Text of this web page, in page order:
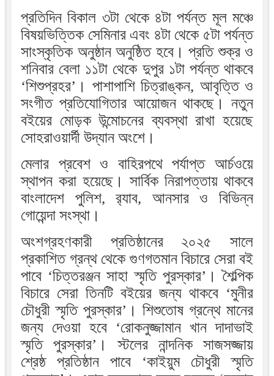
প্রতিদিন বিকাল ৩টা থেকে ৪টা পর্যন্ত মূল মঞ্চে
বিষয়ভিত্তিক সেমিনার এবং ৪টা থেকে ৫টা পর্যন্ত
সাংস্কৃতিক অনুষ্ঠান অনুষ্ঠিত হবে। প্রতি শুক্র ও
শনিবার বেলা ১১টা থেকে দুপুর ১টা পর্যন্ত থাকবে
‘শিশুপ্রহর’। পাশাপাশি চিত্রাঙ্কন, আবৃত্তি ও
সংগীত প্রতিযোগিতার আয়োজন থাকছে। নতুন
বইয়ের মোড়ক উন্মোচনের ব্যবস্থা রাখা হয়েছে
সোহরাওয়ার্দী উদ্যান অংশে।
মেলার প্রবেশ ও বাহিরপথে পর্যাপ্ত আর্চওয়ে
স্থাপন করা হয়েছে। সার্বিক নিরাপত্তায় থাকবে
বাংলাদেশ পুলিশ, র‌্যাব, আনসার ও বিভিন্ন
গোয়েন্দা সংস্থা।
অংশগ্রহণকারী প্রতিষ্ঠানের ২০২৫ সালে
প্রকাশিত গ্রন্থ থেকে গুণগতমান বিচারে সেরা বই
পাবে ‘চিত্তরঞ্জন সাহা স্মৃতি পুরস্কার’। শৈল্পিক
বিচারে সেরা তিনটি বইয়ের জন্য থাকবে ‘মুনীর
চৌধুরী স্মৃতি পুরস্কার’। শিশুতোষ গ্রন্থে মানের
জন্য দেওয়া হবে ‘রোকনুজ্জামান খান দাদাভাই
স্মৃতি পুরস্কার’। স্টলের নান্দনিক সাজসজ্জায়
শ্রেষ্ঠ প্রতিষ্ঠান পাবে ‘কাইয়ুম চৌধুরী স্মৃতি